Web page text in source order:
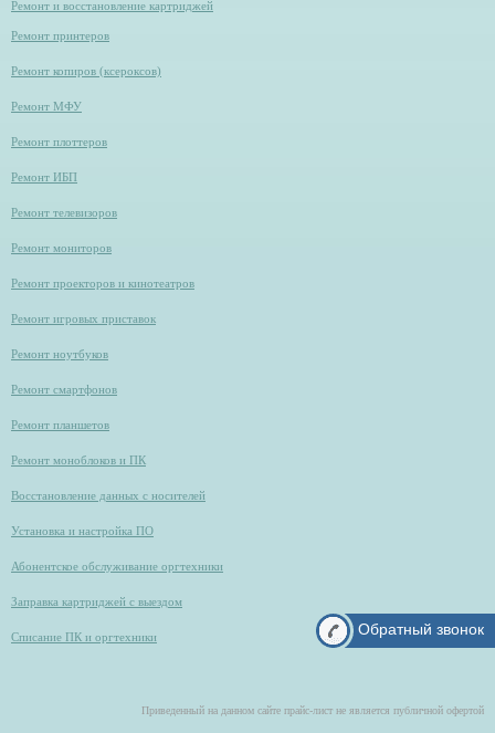
Обратный звонок
Ремонт и восстановление картриджей
Ремонт принтеров
Ремонт копиров (ксероксов)
Ремонт МФУ
Ремонт плоттеров
Ремонт ИБП
Ремонт телевизоров
Ремонт мониторов
Ремонт проекторов и кинотеатров
Ремонт игровых приставок
Ремонт ноутбуков
Ремонт смартфонов
Ремонт планшетов
Ремонт моноблоков и ПК
Восстановление данных с носителей
Установка и настройка ПО
Абонентское обслуживание оргтехники
Заправка картриджей с выездом
Списание ПК и оргтехники
Приведенный на данном сайте прайс-лист не является публичной офертой